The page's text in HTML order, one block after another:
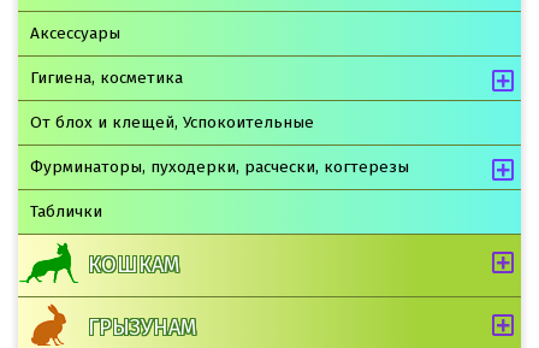
Аксессуары
Гигиена, косметика
От блох и клещей, Успокоительные
Фурминаторы, пуходерки, расчески, когтерезы
Таблички
КОШКАМ
ГРЫЗУНАМ